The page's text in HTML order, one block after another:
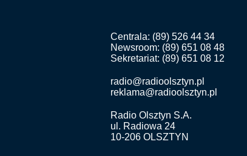
Centrala: (89) 526 44 34
Newsroom: (89) 651 08 48
Sekretariat: (89) 651 08 12
radio@radioolsztyn.pl
reklama@radioolsztyn.pl
Radio Olsztyn S.A.
ul. Radiowa 24
10-206 OLSZTYN